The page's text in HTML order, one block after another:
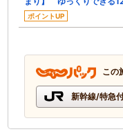
ポイントUP
この
新幹線/特急